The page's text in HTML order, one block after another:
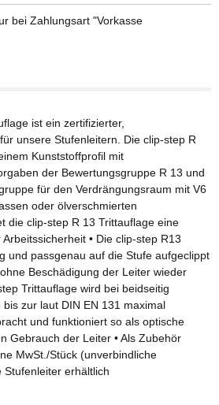
bei Zahlungsart "Vorkasse
ist ein zertifizierter,
unsere Stufenleitern. Die clip-step R
Kunststoffprofil mit
der Bewertungsgruppe R 13 und
für den Verdrängungsraum mit V6
oder ölverschmierten
die clip-step R 13 Trittauflage eine
• Die clip-step R13
und passgenau auf die Stufe aufgeclippt
Beschädigung der Leiter wieder
Trittauflage wird bei beidseitig
zur laut DIN EN 131 maximal
und funktioniert so als optische
Gebrauch der Leiter • Als Zubehör
MwSt./Stück (unverbindliche
erhältlich